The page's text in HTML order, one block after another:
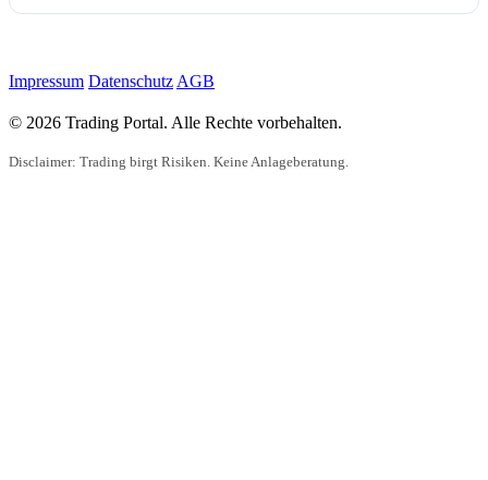
Impressum Datenschutz AGB
© 2026 Trading Portal. Alle Rechte vorbehalten.
Disclaimer: Trading birgt Risiken. Keine Anlageberatung.